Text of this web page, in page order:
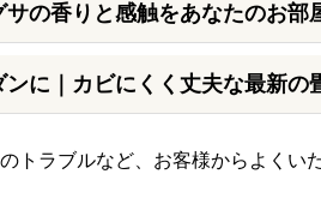
の香りと感触をあなたのお部
に｜カビにくく丈夫な最新の
トラブルなど、お客様からよく